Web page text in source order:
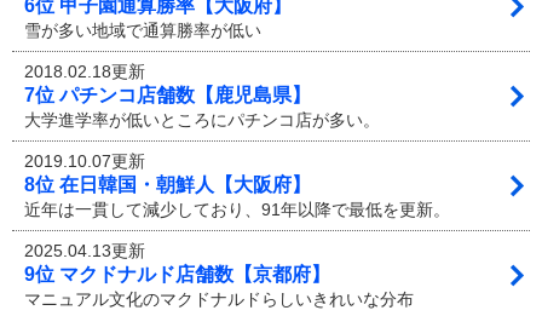
6位 甲子園通算勝率【大阪府】
雪が多い地域で通算勝率が低い
2018.02.18更新
7位 パチンコ店舗数【鹿児島県】
大学進学率が低いところにパチンコ店が多い。
2019.10.07更新
8位 在日韓国・朝鮮人【大阪府】
近年は一貫して減少しており、91年以降で最低を更新。
2025.04.13更新
9位 マクドナルド店舗数【京都府】
マニュアル文化のマクドナルドらしいきれいな分布